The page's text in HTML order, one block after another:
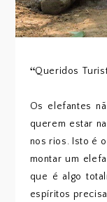
“Queridos
Os elefantes
querem estar
nos rios. Isto é
montar um
que é algo
espíritos